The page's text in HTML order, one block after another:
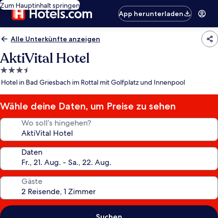
Zum Hauptinhalt springen
App herunterladen
Alle Unterkünfte anzeigen
AktiVital Hotel
3.5-
Sterne-
Hotel in Bad Griesbach im Rottal mit Golfplatz und Innenpool
Wähle deine Daten, um Preise zu sehen
Wo soll’s hingehen?
Daten
Gäste